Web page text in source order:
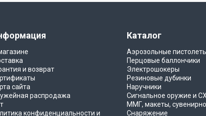
и возврат
сайта
распродажа
конфиденциальности и
Каталог
Аэрозольные
Перцовые баллончики
Электрошокеры
Резиновые дубинки
Наручники
Сигнальное оружие и
ММГ, макеты,
Снаряжение